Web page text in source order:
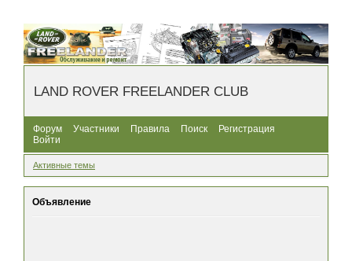
LAND ROVER FREELANDER CLUB
Форум Участники Правила Поиск
Регистрация
Войти
Активные темы
Объявление